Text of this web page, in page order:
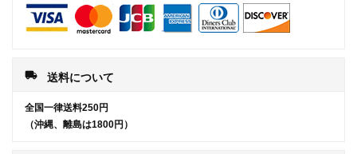
local_shipping 送料について
全国一律送料250円
（沖縄、離島は1800円）